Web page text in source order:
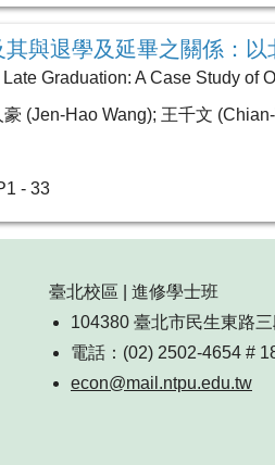
與退學及延畢之關係：以
Graduation: A Case Study of
(Jen-Hao Wang); 王千文
- 33
臺北校區 | 進修學士班
104380 臺北市民生東路
電話：(02) 2502-4654 #
econ@mail.ntpu.edu.tw